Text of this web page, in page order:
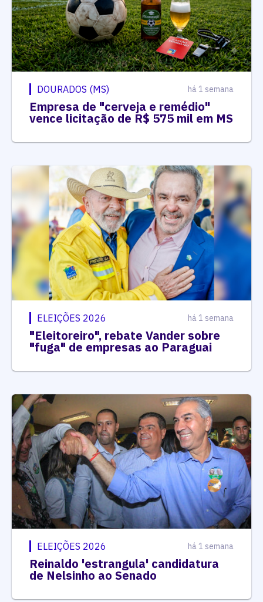
DOURADOS (MS) há 1 semana
Empresa de "cerveja e remédio"
vence licitação de R$ 575 mil em MS
ELEIÇÕES 2026 há 1 semana
"Eleitoreiro", rebate Vander sobre
"fuga" de empresas ao Paraguai
ELEIÇÕES 2026 há 1 semana
Reinaldo 'estrangula' candidatura
de Nelsinho ao Senado